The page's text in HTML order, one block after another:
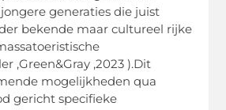
generaties die juist
bekende maar cultureel rijke
,Green&Gray ,2023 ).Dit
mogelijkheden qua
gericht specifieke